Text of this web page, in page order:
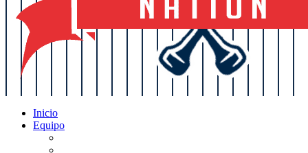
Inicio
Equipo